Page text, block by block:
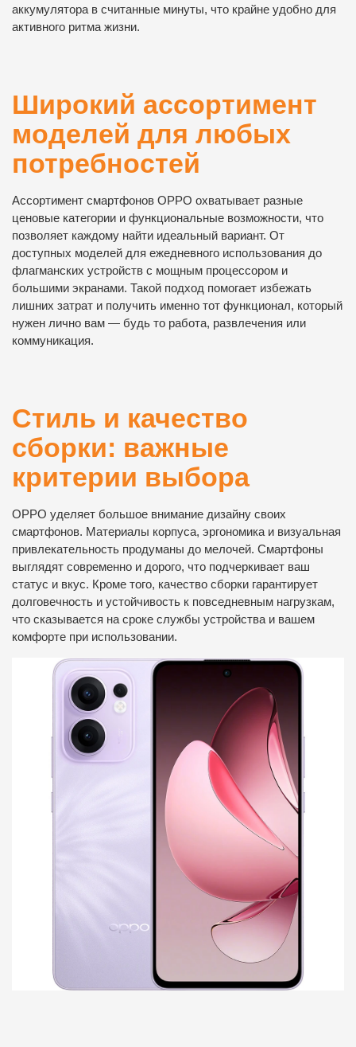
аккумулятора в считанные минуты, что крайне удобно для
активного ритма жизни.
Широкий ассортимент
моделей для любых
потребностей
Ассортимент смартфонов OPPO охватывает разные
ценовые категории и функциональные возможности, что
позволяет каждому найти идеальный вариант. От
доступных моделей для ежедневного использования до
флагманских устройств с мощным процессором и
большими экранами. Такой подход помогает избежать
лишних затрат и получить именно тот функционал, который
нужен лично вам — будь то работа, развлечения или
коммуникация.
Стиль и качество
сборки: важные
критерии выбора
OPPO уделяет большое внимание дизайну своих
смартфонов. Материалы корпуса, эргономика и визуальная
привлекательность продуманы до мелочей. Смартфоны
выглядят современно и дорого, что подчеркивает ваш
статус и вкус. Кроме того, качество сборки гарантирует
долговечность и устойчивость к повседневным нагрузкам,
что сказывается на сроке службы устройства и вашем
комфорте при использовании.